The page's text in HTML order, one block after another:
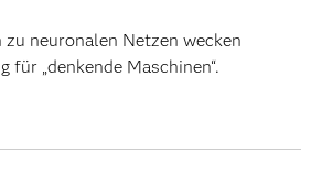
zu neuronalen Netzen wecken
für „denkende Maschinen“.